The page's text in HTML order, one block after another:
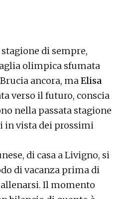
di sempre,
olimpica sfumata
ancora, maElisa
verso il futuro, conscia
nella passata stagione
in vista dei prossimi
di casa a Livigno, si
di vacanza prima di
Il momento